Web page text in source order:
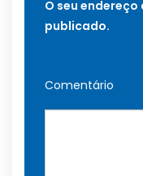
O seu
publicado.
Comentário